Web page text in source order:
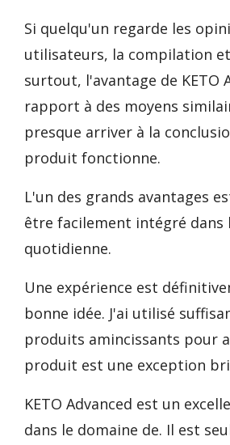
Si quelqu'un regarde les
utilisateurs, la compilation
surtout, l'avantage de KETO
rapport à des moyens
presque arriver à la
produit fonctionne.
L'un des grands avantages
être facilement intégré dans
quotidienne.
Une expérience est
bonne idée. J'ai utilisé
produits amincissants pour
produit est une exception
KETO Advanced est un
dans le domaine de. Il est